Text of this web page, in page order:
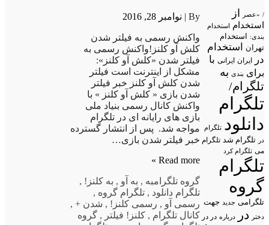
By | نوامبر 28, 2016
واکنش رسمی به فیلتر شدن
کلش آو کلنز!واکنش رسمی به
فیلتر شدن «کلش آو کلنز»:
مشکل از اینترنت است فیلتر
شدن کلش آو کلنز خبر فیلتر
شدن بازی « کلش آو کلنز » با
واکنش کانال رسمی بنیاد ملی
بازی های رایانه ای در تلگرام
مواجه شد. پس از انتشار گسترده
خبر فیلتر شدن بازی…
Read more »
گروه تلگرامبه , به آو , به کلنز! ,
تلگرام دانلود , تلگرام گروه ,
رسمی آو , رسمی کلنز! , شدن +,
کانال تلگرام , کلنز! فیلتر , گروه
/ «عصر از
استخدام استخدام
بندی: استخدام
تهران
استخدام
در
ایران ایرانی با
برای بندی به
تلگرام/
تلگرام
دانلود تلگرام
در تلگرام شد تلگرام
می تلگرام کرد
تلگرام
گروه
تلگرامی جدید جهت
دختر در درباره در در